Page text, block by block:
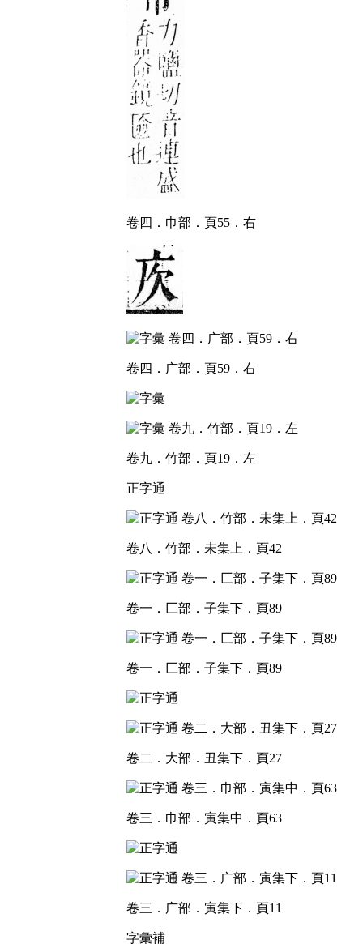
卷四．巾部．頁55．右
卷四．广部．頁59．右
卷九．竹部．頁19．左
正字通
卷八．竹部．未集上．頁42
卷一．匚部．子集下．頁89
卷一．匚部．子集下．頁89
卷二．大部．丑集下．頁27
卷三．巾部．寅集中．頁63
卷三．广部．寅集下．頁11
字彙補